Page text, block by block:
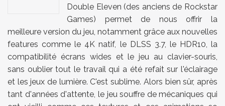
Double Eleven (des anciens de Rockstar
Games) permet de nous offrir la
meilleure version du jeu, notamment grâce aux nouvelles
features comme le 4K natif, le DLSS 3.7, le HDR10, la
compatibilité écrans wides et le jeu au clavier-souris,
sans oublier tout le travail qui a été refait sur l'éclairage
et les jeux de lumière. C'est sublime. Alors bien sûr, après
tant d'années d'attente, le jeu souffre de mécaniques qui